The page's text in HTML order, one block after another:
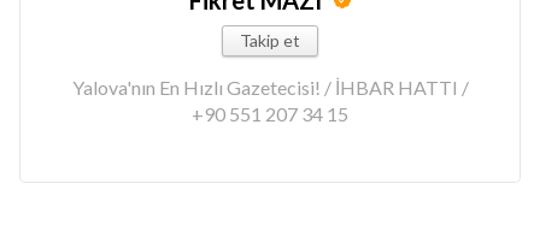
Takip et
Yalova'nın En Hızlı Gazetecisi! / İHBAR HATTI /
+90 551 207 34 15